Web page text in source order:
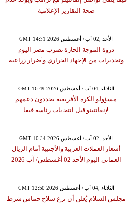
صحة التقارير الإعلامية
GMT 14:31 2026 الأحد ,02 آب / أغسطس
ذروة الموجة الحارة تضرب مصر اليوم
وتحذيرات من الإجهاد الحراري وأضرار زراعية
GMT 16:49 2026 الثلاثاء ,04 آب / أغسطس
مسؤولو الكرة الأفريقية يجددون دعمهم
لإنفانتينو قبل انتخابات رئاسة فيفا
GMT 10:34 2026 الأحد ,02 آب / أغسطس
أسعار العملات العربية والأجنبية أمام الريال
العماني اليوم الأحد 02 أغسطس/ آب 2026
GMT 12:50 2026 الثلاثاء ,04 آب / أغسطس
مجلس السلام يُعلن أن نزع سلاح حماس شرط